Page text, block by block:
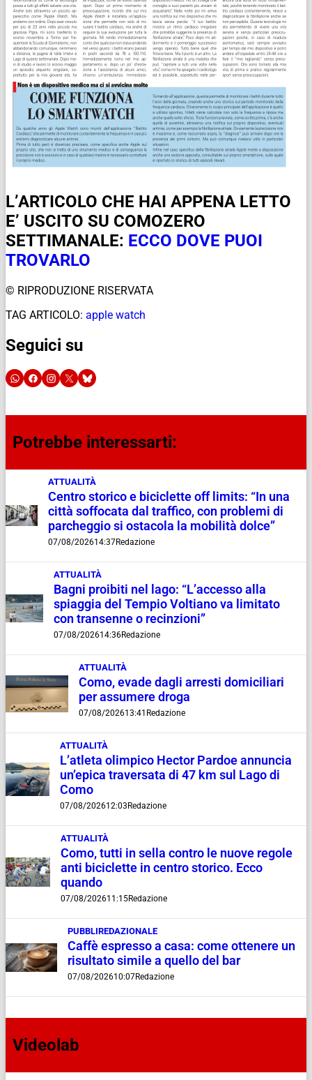
L’ARTICOLO CHE HAI APPENA LETTO
E’ USCITO SU COMOZERO
SETTIMANALE: ECCO DOVE PUOI
TROVARLO
© RIPRODUZIONE RISERVATA
TAG ARTICOLO: apple watch
Seguici su
Potrebbe interessarti:
ATTUALITÀ
Centro storico e biciclette off limits: “In una
città soffocata dal traffico, con problemi di
parcheggio si ostacola la mobilità dolce”
07/08/202614:37Redazione
ATTUALITÀ
Bagni proibiti nel lago: “L’accesso alla
spiaggia del Tempio Voltiano va limitato
con transenne o recinzioni”
07/08/202614:36Redazione
ATTUALITÀ
Como, evade dagli arresti domiciliari
per assumere droga
07/08/202613:41 Redazione
ATTUALITÀ
L’atleta olimpico Hector Pardoe annuncia
un’epica traversata di 47 km sul Lago di
Como
07/08/202612:03 Redazione
ATTUALITÀ
Como, tutti in sella contro le nuove regole
anti biciclette in centro storico. Ecco
quando
07/08/202611:15Redazione
PUBBLIREDAZIONALE
Caffè espresso a casa: come ottenere un
risultato simile a quello del bar
07/08/202610:07Redazione
Videolab